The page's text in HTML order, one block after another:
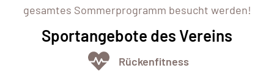
gesamtes Sommerprogramm besucht werden!
Sportangebote des Vereins
Rückenfitness